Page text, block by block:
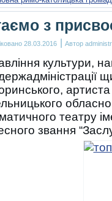
з
28.03.2016 | Автор
культури,
театру
звання